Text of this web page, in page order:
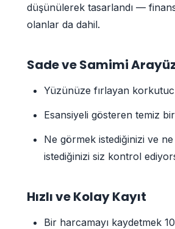
düşünülerek tasarlandı —
olanlar da dahil.
Sade ve Samimi
Yüzünüze fırlayan
Esansiyeli gösteren temiz
Ne görmek istediğinizi ve
istediğinizi siz kontrol
Hızlı ve Kolay Kayıt
Bir harcamayı kaydetmek